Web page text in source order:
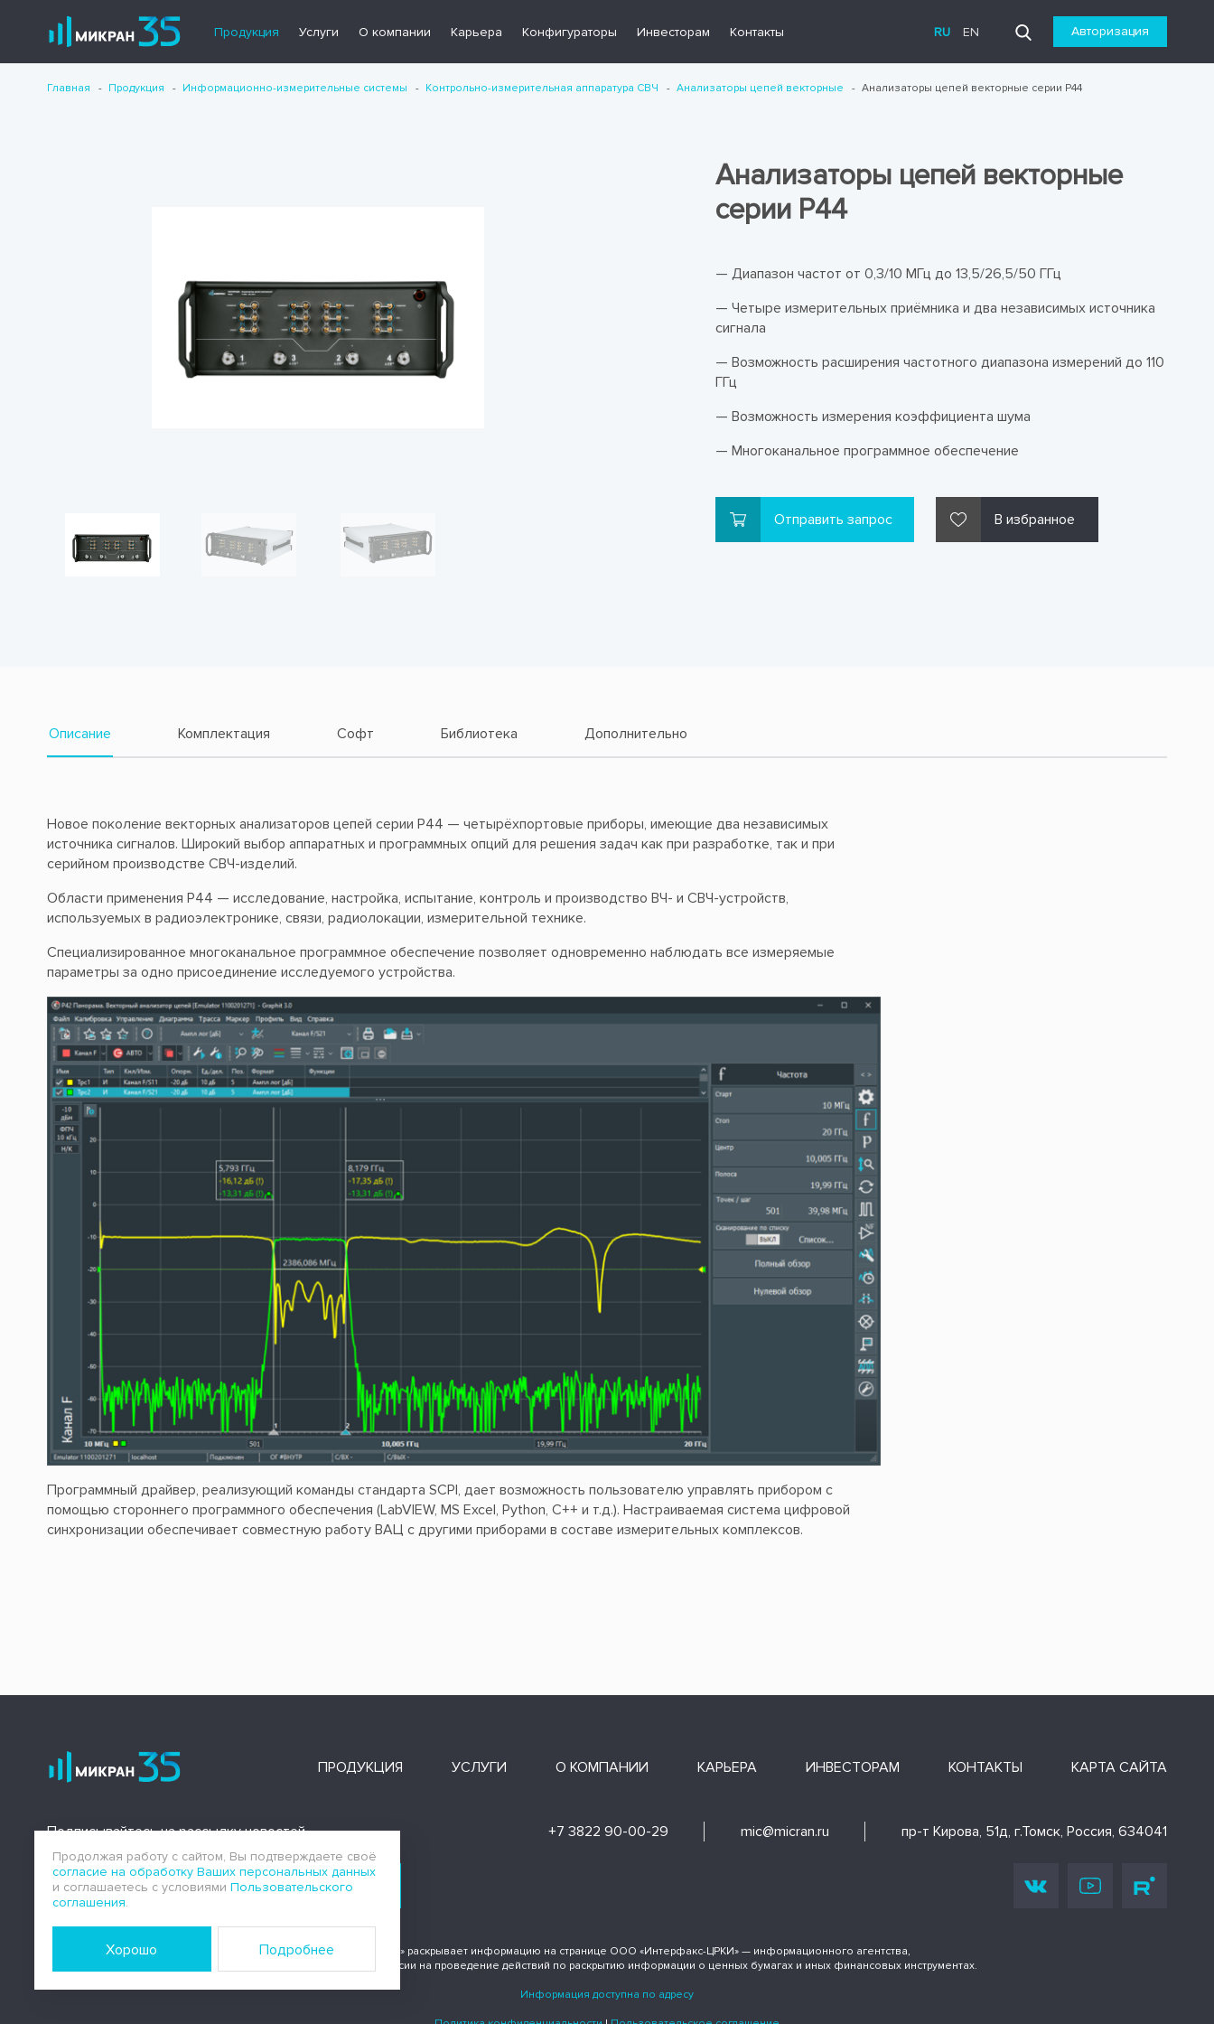
Продукция Услуги О компании Карьера Конфигураторы Инвесторам Контакты RU EN Авторизация
Главная Продукция Информационно-измерительные системы Контрольно-измерительная аппаратура СВЧ Анализаторы цепей векторные Анализаторы цепей векторные серии Р44
Анализаторы цепей векторные
серии Р44
— Диапазон частот от 0,3/10 МГц до 13,5/26,5/50 ГГц
— Четыре измерительных приёмника и два независимых источника
сигнала
— Возможность расширения частотного диапазона измерений до 110
ГГц
— Возможность измерения коэффициента шума
— Многоканальное программное обеспечение
Отправить запрос В избранное
Описание Комплектация Софт Библиотека Дополнительно
Новое поколение векторных анализаторов цепей серии Р44 — четырёхпортовые приборы, имеющие два независимых
источника сигналов. Широкий выбор аппаратных и программных опций для решения задач как при разработке, так и при
серийном производстве СВЧ-изделий.
Области применения Р44 — исследование, настройка, испытание, контроль и производство ВЧ- и СВЧ-устройств,
используемых в радиоэлектронике, связи, радиолокации, измерительной технике.
Специализированное многоканальное программное обеспечение позволяет одновременно наблюдать все измеряемые
параметры за одно присоединение исследуемого устройства.
Программный драйвер, реализующий команды стандарта SCPI, дает возможность пользователю управлять прибором с
помощью стороннего программного обеспечения (LabVIEW, MS Excel, Python, C++ и т.д.). Настраиваемая система цифровой
синхронизации обеспечивает совместную работу ВАЦ с другими приборами в составе измерительных комплексов.
ПРОДУКЦИЯ УСЛУГИ О КОМПАНИИ КАРЬЕРА ИНВЕСТОРАМ КОНТАКТЫ КАРТА САЙТА
Подписывайтесь на рассылку новостей
Подписаться
+7 3822 90-00-29 mic@micran.ru пр-т Кирова, 51д, г.Томск, Россия, 634041
АО «НПФ «Микран» раскрывает информацию на странице ООО «Интерфакс-ЦРКИ» — информационного агентства,
аккредитованного Банком России на проведение действий по раскрытию информации о ценных бумагах и иных финансовых инструментах.
Информация доступна по адресу
Продолжая работу с сайтом, Вы подтверждаете своё
согласие на обработку Ваших персональных данных
и соглашаетесь с условиями Пользовательского
соглашения.
Хорошо Подробнее